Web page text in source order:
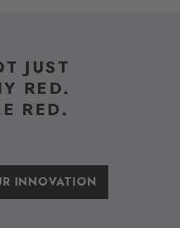
JUST
RED.
RED.
INNOVATION